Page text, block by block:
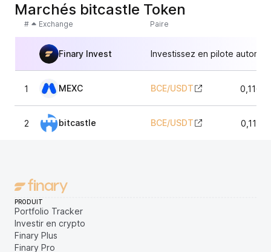
Marchés bitcastle Token
# Exchange Paire
Finary Invest Investissez en pilote
1 MEXC BCE/USDT
2 bitcastle BCE/USDT
PRODUIT
Portfolio Tracker
Investir en crypto
Finary Plus
Finary Pro